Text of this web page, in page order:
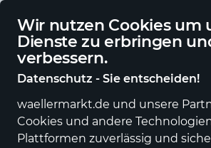
Wir nutzen Cookies um
Dienste zu erbringen
verbessern.
Datenschutz - Sie entscheiden!
waellermarkt.de und unsere
Cookies und andere
Plattformen zuverlässig und
Alle Kategorien Neuheiten Angebote